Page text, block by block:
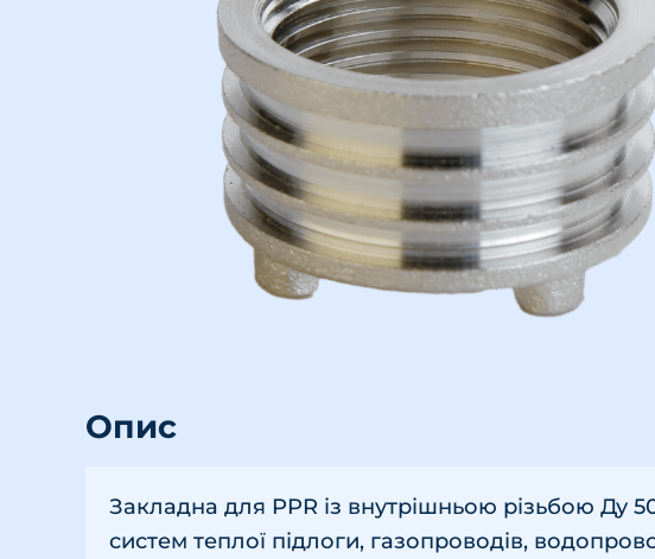
Опис
Закладна для PPR із внутрішньою різьбою Ду
систем теплої підлоги, газопроводів,